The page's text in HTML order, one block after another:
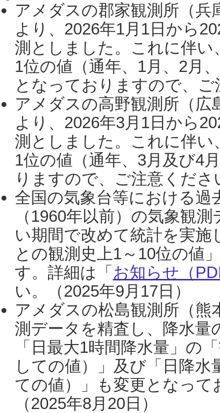
アメダスの郡家観測所（
より、2026年1月1日から
測としました。これに伴い
1位の値（通年、1月、2月
となっておりますので、
アメダスの高野観測所（
より、2026年3月1日から
測としました。これに伴い
1位の値（通年、3月及び4
りますので、ご注意くだ
全国の気象台等における過
（1960年以前）の気象観
い期間で改めて統計を実
との観測史上1～10位の値
す。詳細は「 お知らせ（
い。（2025年9月17日）
アメダスの松島観測所（熊
測データを精査し、降水
「日最大1時間降水量」の
しての値）」及び「日降
ての値）」も変更となっ
（2025年8月20日）